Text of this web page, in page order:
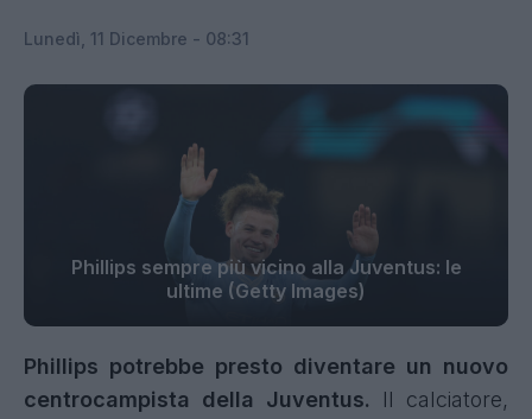
Lunedì, 11 Dicembre - 08:31
Phillips sempre più vicino alla Juventus: le
ultime (Getty Images)
Phillips potrebbe presto diventare un nuovo
centrocampista della Juventus. Il calciatore,